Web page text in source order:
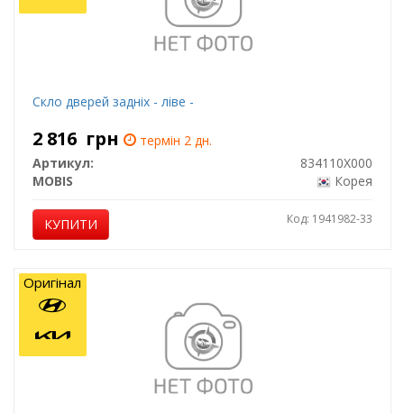
Скло дверей задніх - ліве -
2 816 грн
термін 2 дн.
Артикул:
834110X000
MOBIS
Корея
КУПИТИ Код: 1941982-33
Оригінал